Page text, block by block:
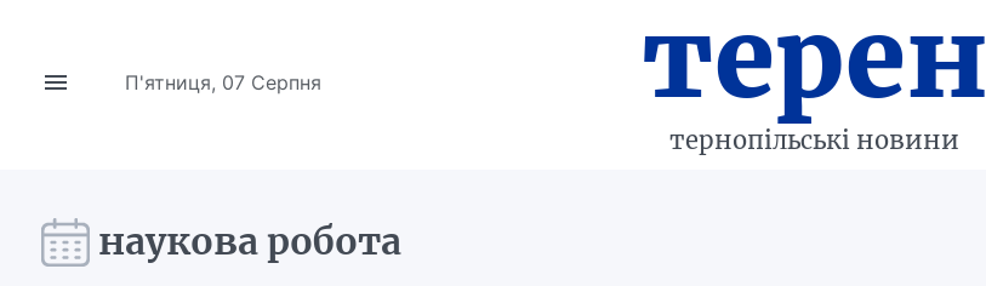
П'ятниця, 07 Серпня терен
тернопільські новини
наукова робота